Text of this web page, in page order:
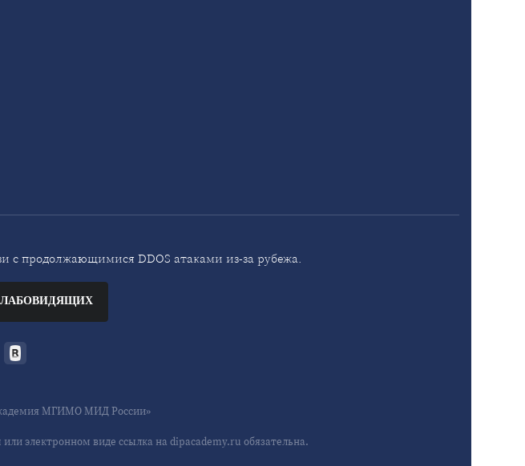
с продолжающимися DDOS атаками из-за рубежа.
МГИМО МИД России»
электронном виде ссылка на dipacademy.ru обязательна.